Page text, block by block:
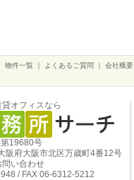
物件一覧 よくあるご質問 会社概要
オフィスなら
19680号
府大阪市北区万歳町4番12号
い合わせ
/ FAX 06-6312-5212